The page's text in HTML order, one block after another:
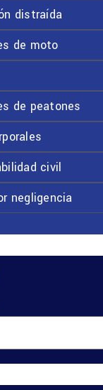
distraída
de moto
de peatones
civil
negligencia